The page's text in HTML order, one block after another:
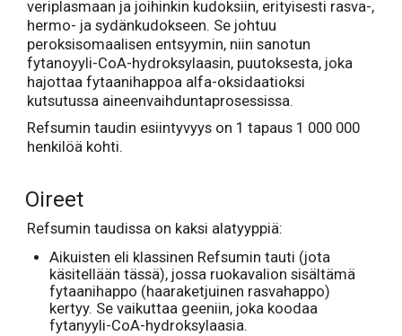
veriplasmaan ja joihinkin kudoksiin, erityisesti rasva-,
hermo- ja sydänkudokseen. Se johtuu
peroksisomaalisen entsyymin, niin sanotun
fytanoyyli-CoA-hydroksylaasin, puutoksesta, joka
hajottaa fytaanihappoa alfa-oksidaatioksi
kutsutussa aineenvaihduntaprosessissa.
Refsumin taudin esiintyvyys on 1 tapaus 1 000 000
henkilöä kohti.
Oireet
Refsumin taudissa on kaksi alatyyppiä:
Aikuisten eli klassinen Refsumin tauti (jota
käsitellään tässä), jossa ruokavalion sisältämä
fytaanihappo (haaraketjuinen rasvahappo)
kertyy. Se vaikuttaa geeniin, joka koodaa
fytanyyli-CoA-hydroksylaasia.